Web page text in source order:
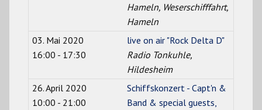
Hameln, Weserschifffahrt,
Hameln
03. Mai 2020
16:00 - 17:30
live on air "Rock Delta D"
Radio Tonkuhle,
Hildesheim
26. April 2020
10:00 - 21:00
Schiffskonzert - Capt'n &
Band & special guests,